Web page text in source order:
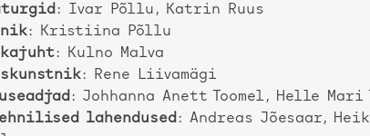
: Ivar Põllu, Katrin Ruus
: Kristiina Põllu
: Kulno Malva
: Rene Liivamägi
: Johhanna Anett Toomel, Helle Mari
lahendused : Andreas Jõesaar,